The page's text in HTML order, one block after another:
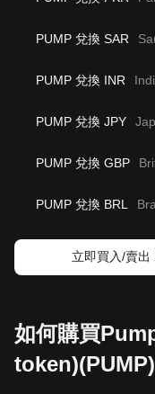
PUMP 兌換 SAR
PUMP 兌換 INR
PUMP 兌換 JPY
PUMP 兌換 GBP
PUMP 兌換 BRL
立即買入/賣
如何購買
token)(PUMP)